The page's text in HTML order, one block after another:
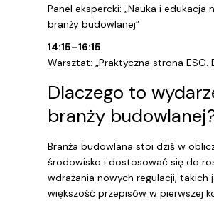
Panel ekspercki: „Nauka i
branży budowlanej”
14:15–16:15
Warsztat: „Praktyczna strona
Dlaczego to
branży
Branża budowlana stoi dziś w
środowisko i dostosować się do
wdrażania nowych regulacji, takich
większość przepisów w pierwszej